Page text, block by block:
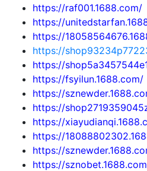
https://raf001.1688.com/
https://
https://
https://
https://
https://fsyilun.1688.com/
https://
https://
https://
https://
https://
https://